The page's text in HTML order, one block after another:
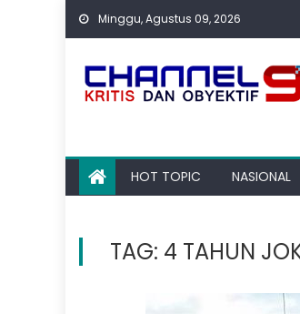
Skip
Minggu, Agustus 09, 2026
HOT TOPIC NASIONAL
TAG: 4 TAHUN